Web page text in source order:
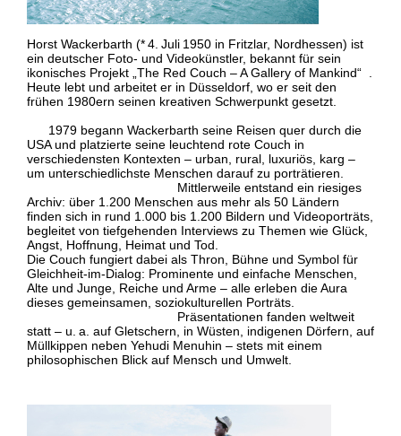
Horst Wackerbarth (* 4. Juli 1950 in Fritzlar, Nordhessen) ist
ein deutscher Foto- und Videokünstler, bekannt für sein
ikonisches Projekt „The Red Couch – A Gallery of Mankind“ .
Heute lebt und arbeitet er in Düsseldorf, wo er seit den
frühen 1980ern seinen kreativen Schwerpunkt gesetzt.
1979 begann Wackerbarth seine Reisen quer durch die
USA und platzierte seine leuchtend rote Couch in
verschiedensten Kontexten – urban, rural, luxuriös, karg –
um unterschiedlichste Menschen darauf zu porträtieren.
Mittlerweile entstand ein riesiges
Archiv: über 1.200 Menschen aus mehr als 50 Ländern
finden sich in rund 1.000 bis 1.200 Bildern und Videoporträts,
begleitet von tiefgehenden Interviews zu Themen wie Glück,
Angst, Hoffnung, Heimat und Tod.
Die Couch fungiert dabei als Thron, Bühne und Symbol für
Gleichheit‑im‑Dialog: Prominente und einfache Menschen,
Alte und Junge, Reiche und Arme – alle erleben die Aura
dieses gemeinsamen, soziokulturellen Porträts.
Präsentationen fanden weltweit
statt – u. a. auf Gletschern, in Wüsten, indigenen Dörfern, auf
Müllkippen neben Yehudi Menuhin – stets mit einem
philosophischen Blick auf Mensch und Umwelt.